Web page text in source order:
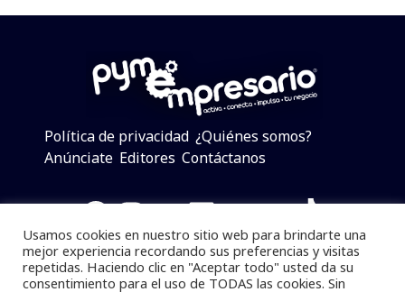
Política de privacidad ¿Quiénes somos?
Anúnciate Editores Contáctanos
Facebook
Instagram
Twitter
LinkedIn
Telegram
YouTube
TikTok
Usamos cookies en nuestro sitio web para brindarte una
mejor experiencia recordando sus preferencias y visitas
repetidas. Haciendo clic en "Aceptar todo" usted da su
consentimiento para el uso de TODAS las cookies. Sin